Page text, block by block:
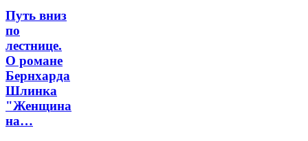
Путь вниз
по
лестнице.
О романе
Бернхарда
Шлинка
"Женщина
на…